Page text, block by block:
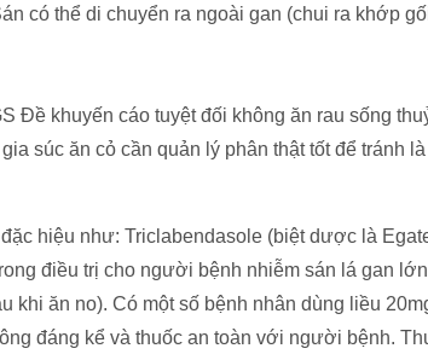
có thể di chuyển ra ngoài gan (chui ra khớp
Đề khuyến cáo tuyệt đối không ăn rau sống
súc ăn cỏ cần quản lý phân thật tốt để tránh
hiệu như: Triclabendasole (biệt dược là
điều trị cho người bệnh nhiễm sán lá gan
khi ăn no). Có một số bệnh nhân dùng liều
đáng kể và thuốc an toàn với người bệnh.